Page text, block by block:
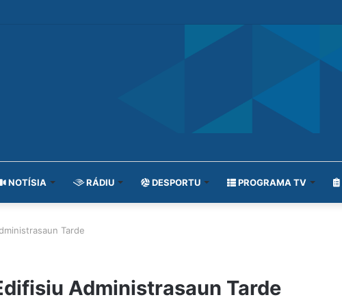
NOTÍSIA RÁDIU DESPORTU PROGRAMA TV
Tarde
Administrasaun Tarde